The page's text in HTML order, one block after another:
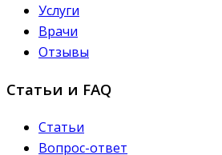
Услуги
Врачи
Отзывы
Статьи и FAQ
Статьи
Вопрос-ответ